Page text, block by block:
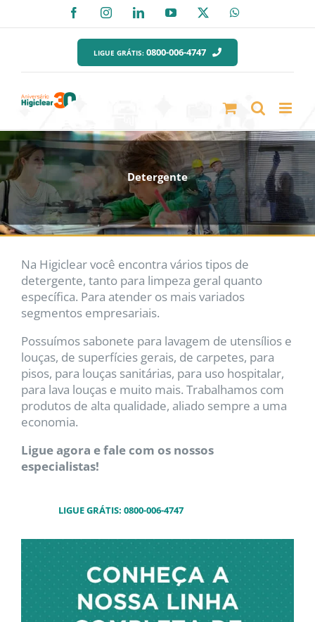
para
FacebookInstagramLinkedInYouTube
LIGUE GRÁTIS: 0800-006-4747
Detergente
Na Higiclear você encontra vários tipos de
detergente, tanto para limpeza geral quanto
específica. Para atender os mais variados
segmentos empresariais.
Possuímos sabonete para lavagem de utensílios e
louças, de superfícies gerais, de carpetes, para
pisos, para louças sanitárias, para uso hospitalar,
para lava louças e muito mais. Trabalhamos com
produtos de alta qualidade, aliado sempre a uma
economia.
Ligue agora e fale com os nossos
especialistas!
LIGUE GRÁTIS: 0800-006-4747